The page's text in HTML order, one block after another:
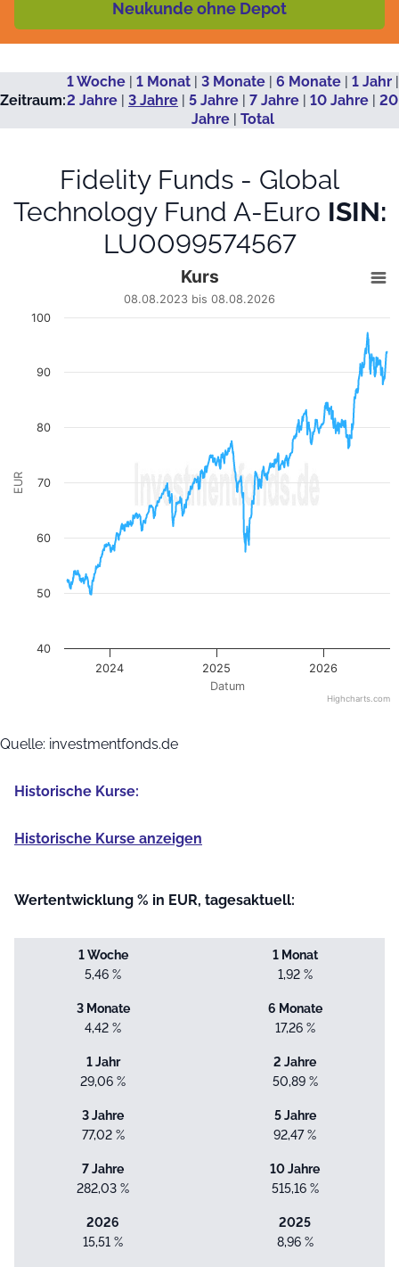
Neukunde ohne Depot
Zeitraum:
1 Woche| 1 Monat| 3 Monate| 6 Monate| 1 Jahr|
2 Jahre | 3 Jahre | 5 Jahre | 7 Jahre | 10 Jahre | 20
Jahre| Total
Fidelity Funds - Global
Technology Fund A-Euro ISIN:
LU0099574567
Line chart with 702 data points.
08.08.2023 bis 08.08.2026
The chart has 1 X axis displaying Datum. Data ranges
The chart has 1 Y axis displaying EUR. Data ranges from
Datum
EUR
Kurs
08.08.2023 bis 08.08.2026
2024 2025 2026
40
50
60
70
80
90
100
Highcharts.com
Quelle: investmentfonds.de
Historische Kurse:
Historische Kurse anzeigen
Wertentwicklung % in EUR, tagesaktuell:
1 Woche
5,46 %
1 Monat
1,92 %
3 Monate
4,42 %
6 Monate
17,26 %
1 Jahr
29,06 %
2 Jahre
50,89 %
3 Jahre
77,02 %
5 Jahre
92,47 %
7 Jahre
282,03 %
10 Jahre
515,16 %
2026
15,51 %
2025
8,96 %